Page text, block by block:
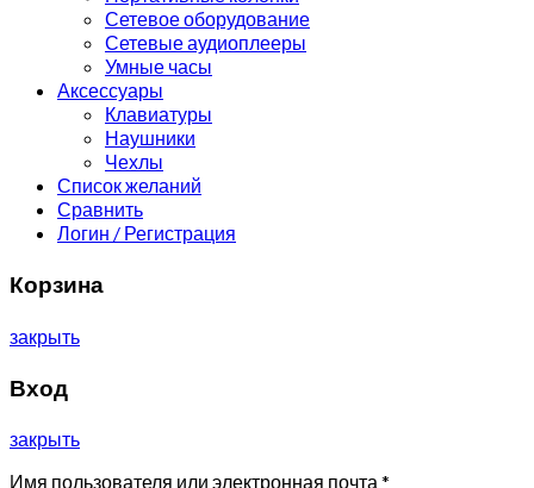
Сетевое оборудование
Сетевые аудиоплееры
Умные часы
Аксессуары
Клавиатуры
Наушники
Чехлы
Список желаний
Сравнить
Логин / Регистрация
Корзина
закрыть
Вход
закрыть
Имя пользователя или электронная почта *